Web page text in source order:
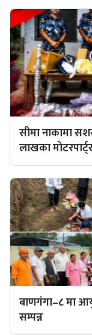
सीमा नाकामा
लाखका
बाणगंगा–८ मा
सम्पन्न